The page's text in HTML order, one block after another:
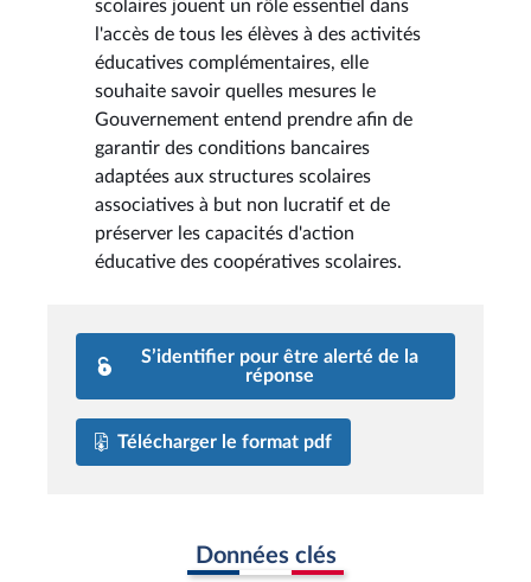
scolaires jouent un rôle essentiel dans
l'accès de tous les élèves à des activités
éducatives complémentaires, elle
souhaite savoir quelles mesures le
Gouvernement entend prendre afin de
garantir des conditions bancaires
adaptées aux structures scolaires
associatives à but non lucratif et de
préserver les capacités d'action
éducative des coopératives scolaires.
S’identifier pour être alerté de la
réponse
Télécharger le format pdf
Données clés